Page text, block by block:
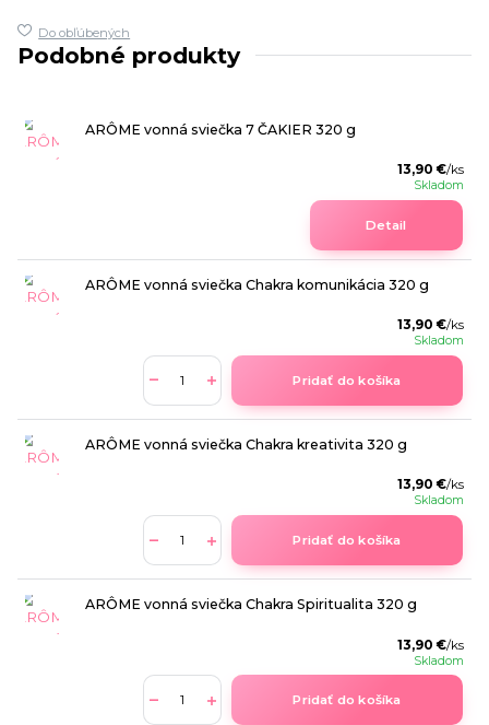
Do obľúbených
Podobné produkty
ARÔME vonná sviečka 7 ČAKIER 320 g
13,90 €/ks
Skladom
Detail
ARÔME vonná sviečka Chakra komunikácia 320 g
13,90 €/ks
Skladom
Pridať do košíka
ARÔME vonná sviečka Chakra kreativita 320 g
13,90 €/ks
Skladom
Pridať do košíka
ARÔME vonná sviečka Chakra Spiritualita 320 g
13,90 €/ks
Skladom
Pridať do košíka